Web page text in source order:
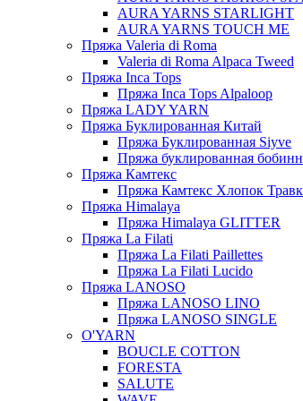
AURA YARNS STARLIGHT
AURA YARNS TOUCH ME
Пряжа Valeria di Roma
Valeria di Roma Alpaca Tweed
Пряжа Inca Tops
Пряжа Inca Tops Alpaloop
Пряжа LADY YARN
Пряжа Буклированная Китай
Пряжа Буклированная Siyve
Пряжа буклированная
Пряжа Камтекс
Пряжа Камтекс Хлопок
Пряжа Himalaya
Пряжа Himalaya GLITTER
Пряжа La Filati
Пряжа La Filati Paillettes
Пряжа La Filati Lucido
Пряжа LANOSO
Пряжа LANOSO LINO
Пряжа LANOSO SINGLE
O'YARN
BOUCLE COTTON
FORESTA
SALUTE